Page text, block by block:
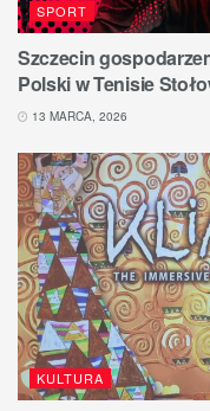
SPORT
Szczecin
Polski w Tenisie
13 MARCA, 2026
KULTURA